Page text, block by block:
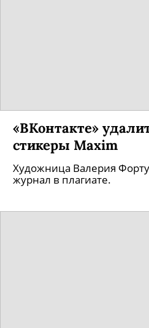
«ВКонтакте»
стикеры Maxim
Художница Валерия
журнал в плагиате.